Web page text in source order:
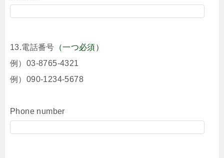
13.電話番号 （一つ必須）
例）03-8765-4321
例）090-1234-5678
Phone number